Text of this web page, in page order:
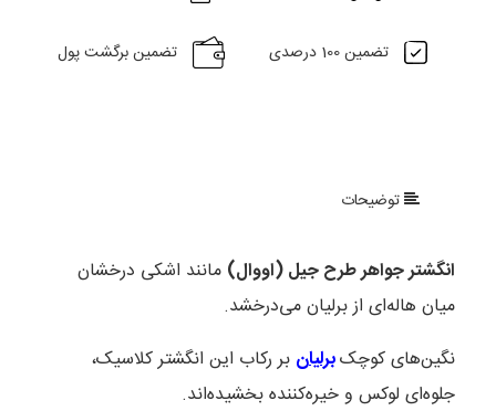
تضمین 100 درصدی تضمین برگشت پول
توضیحات
انگشتر جواهر طرح جیل (اووال) مانند اشکی درخشان
میان هاله‌ای از برلیان می‌درخشد.
نگین‌های کوچکبرلیان بر رکاب این انگشتر کلاسیک،
جلوه‌ای لوکس و خیره‌کننده بخشیده‌اند.